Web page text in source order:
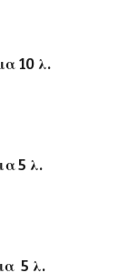
10 λ.
5 λ.
5 λ.